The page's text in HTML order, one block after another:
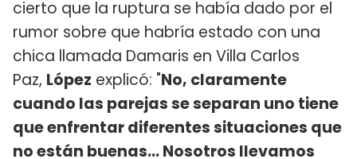
cierto que la ruptura se había dado por el
rumor sobre que habría estado con una
chica llamada Damaris en Villa Carlos
Paz, López explicó: "No, claramente
cuando las parejas se separan uno tiene
que enfrentar diferentes situaciones que
no están buenas... Nosotros llevamos